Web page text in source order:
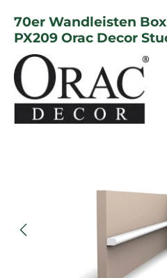
70er Wandleisten
PX209 Orac Decor